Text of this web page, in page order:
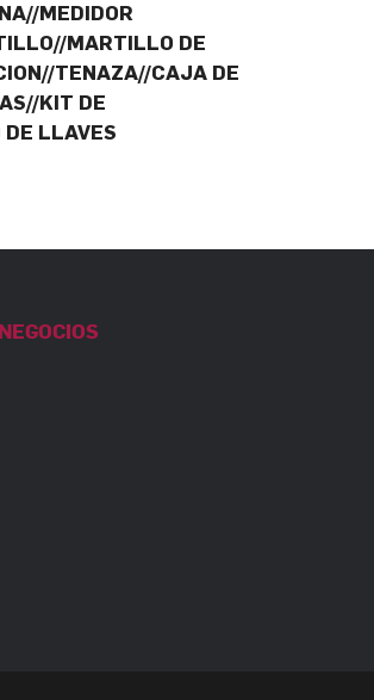
MEDIDOR
MARTILLO DE
TENAZA//CAJA DE
KIT DE
LLAVES